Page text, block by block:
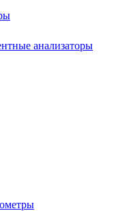
анализаторы